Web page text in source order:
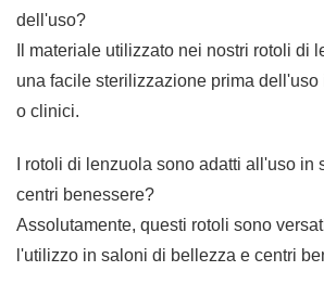
dell'uso?
Il materiale utilizzato nei nostri rotoli di
una facile sterilizzazione prima
o clinici.
I rotoli di lenzuola sono adatti all'uso
centri benessere?
Assolutamente, questi rotoli sono
l'utilizzo in saloni di bellezza e centri